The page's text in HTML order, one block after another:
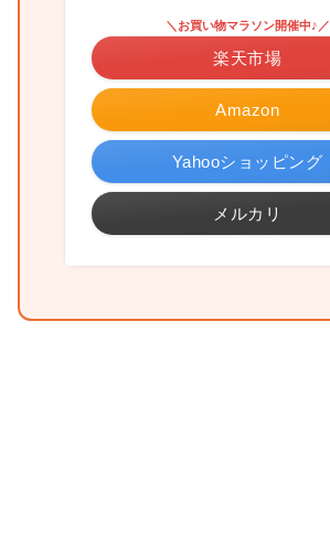
Amazon
＼お買い物マラソン開催中♪／
楽天市場
Yahooショッピング
メルカリ